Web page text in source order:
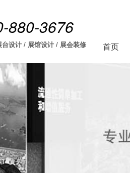
880-3676
设计 / 展馆设计 / 展会装修 首页